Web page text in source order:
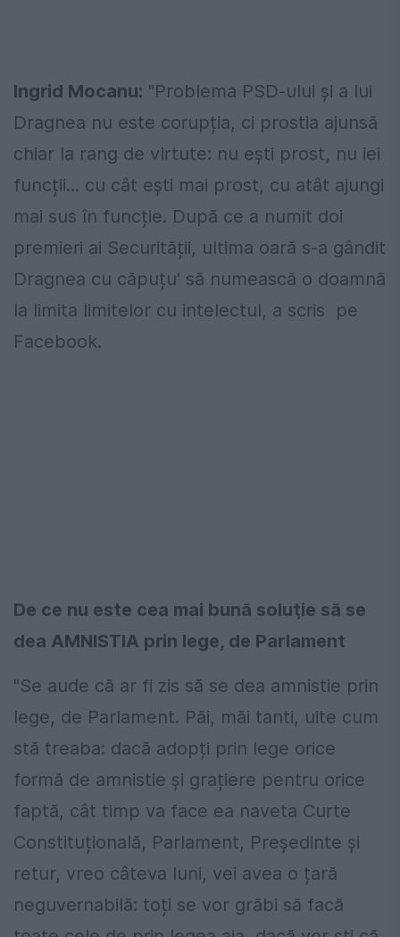
Ingrid Mocanu: "Problema PSD-ului și a lui
Dragnea nu este corupția, ci prostia ajunsă
chiar la rang de virtute: nu ești prost, nu iei
funcții... cu cât ești mai prost, cu atât ajungi
mai sus în funcție. După ce a numit doi
premieri ai Securității, ultima oară s-a gândit
Dragnea cu căpuțu' să numească o doamnă
la limita limitelor cu intelectul, a scris pe
Facebook.
De ce nu este cea mai bună soluţie să se
dea AMNISTIA prin lege, de Parlament
"Se aude că ar fi zis să se dea amnistie prin
lege, de Parlament. Păi, măi tanti, uite cum
stă treaba: dacă adopți prin lege orice
formă de amnistie și grațiere pentru orice
faptă, cât timp va face ea naveta Curte
Constituțională, Parlament, Președinte și
retur, vreo câteva luni, vei avea o țară
neguvernabilă: toți se vor grăbi să facă